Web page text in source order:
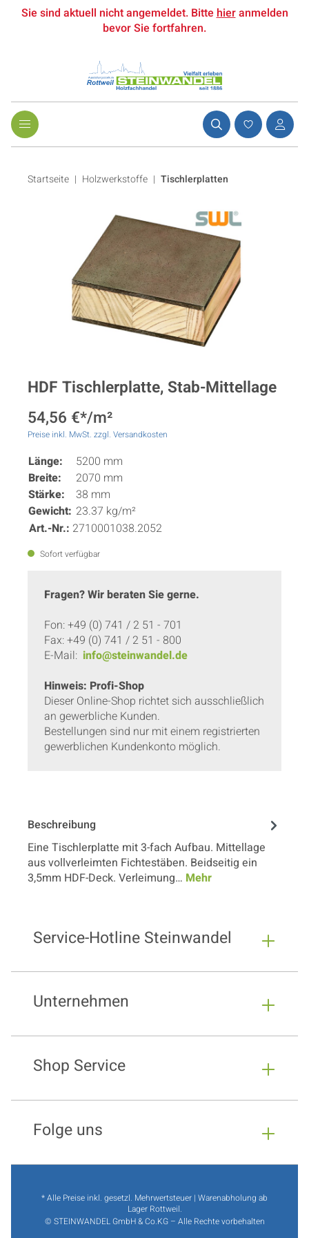
Sie sind aktuell nicht angemeldet. Bittehieranmelden
bevor Sie fortfahren.
Startseite Holzwerkstoffe | Tischlerplatten
HDF Tischlerplatte, Stab-Mittellage
54,56 €*/m²
Preise inkl. MwSt. zzgl. Versandkosten
Länge:
5200 mm
Breite:
2070 mm
Stärke:
38 mm
Gewicht: 23.37 kg/m²
Art.-Nr.: 2710001038.2052
Sofort verfügbar
Fragen? Wir beraten Sie gerne.
Fon: +49 (0) 741 / 2 51 - 701
Fax: +49 (0) 741 / 2 51 - 800
E-Mail: info@steinwandel.de
Hinweis: Profi-Shop
Dieser Online-Shop richtet sich ausschließlich
an gewerbliche Kunden.
Bestellungen sind nur mit einem registrierten
gewerblichen Kundenkonto möglich.
Beschreibung
Eine Tischlerplatte mit 3-fach Aufbau. Mittellage
aus vollverleimten Fichtestäben. Beidseitig ein
3,5mm HDF-Deck. Verleimung… Mehr
Service-Hotline Steinwandel
Unternehmen
Shop Service
Folge uns
* Alle Preise inkl. gesetzl. Mehrwertsteuer | Warenabholung ab
Lager Rottweil.
© STEINWANDEL GmbH & Co.KG – Alle Rechte vorbehalten